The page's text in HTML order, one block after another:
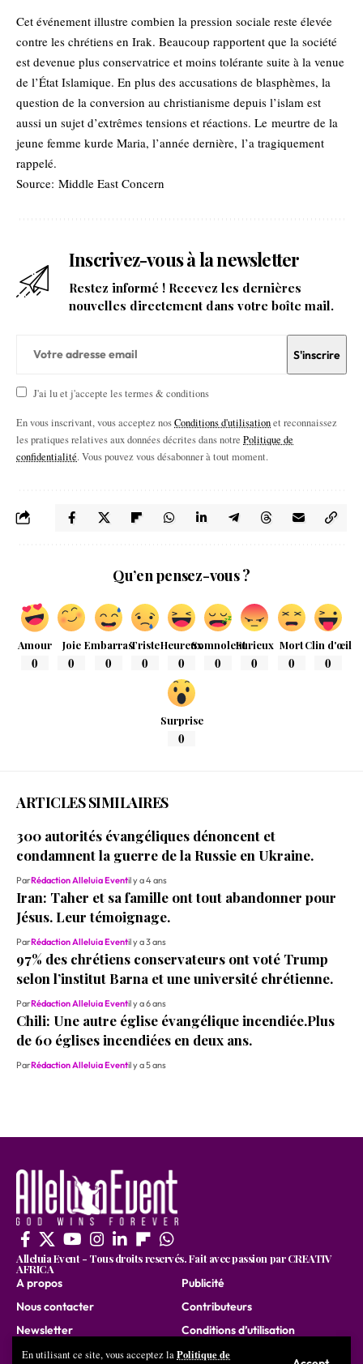
En utilisant ce site, vous acceptez laPolitique de
Cet événement illustre combien la pression sociale reste élevée
contre les chrétiens en Irak. Beaucoup rapportent que la société
est devenue plus conservatrice et moins tolérante suite à la venue
de l’État Islamique. En plus des accusations de blasphèmes, la
question de la conversion au christianisme depuis l’islam est
aussi un sujet d’extrêmes tensions et réactions. Le meurtre de la
jeune femme kurde Maria, l’année dernière, l’a tragiquement
rappelé.
Source: Middle East Concern
Inscrivez-vous à la newsletter
Restez informé ! Recevez les dernières
nouvelles directement dans votre boîte mail.
J'ai lu et j'accepte les termes & conditions
En vous inscrivant, vous acceptez nosConditions d'utilisationet reconnaissez
les pratiques relatives aux données décrites dans notre Politique de
confidentialité. Vous pouvez vous désabonner à tout moment.
Qu’en pensez-vous ?
Amour
0
Joie
0
Embarras
0
Triste
0
Heureux
0
Somnolent
0
Furieux
0
Mort
0
Clin d'œil
0
Surprise
0
ARTICLES SIMILAIRES
300 autorités évangéliques dénoncent et
condamnent la guerre de la Russie en Ukraine.
ParRédaction Alleluia Eventil y a 4 ans
Iran: Taher et sa famille ont tout abandonner pour
Jésus. Leur témoignage.
ParRédaction Alleluia Eventil y a 3 ans
97% des chrétiens conservateurs ont voté Trump
selon l’institut Barna et une université chrétienne.
ParRédaction Alleluia Eventil y a 6 ans
Chili: Une autre église évangélique incendiée.Plus
de 60 églises incendiées en deux ans.
ParRédaction Alleluia Eventil y a 5 ans
Alleluia Event - Tous droits reservés. Fait avec passion par CREATIV
AFRICA
A propos
Nous contacter
Newsletter
Nous rejoindre
Publicité
Contributeurs
Conditions d’utilisation